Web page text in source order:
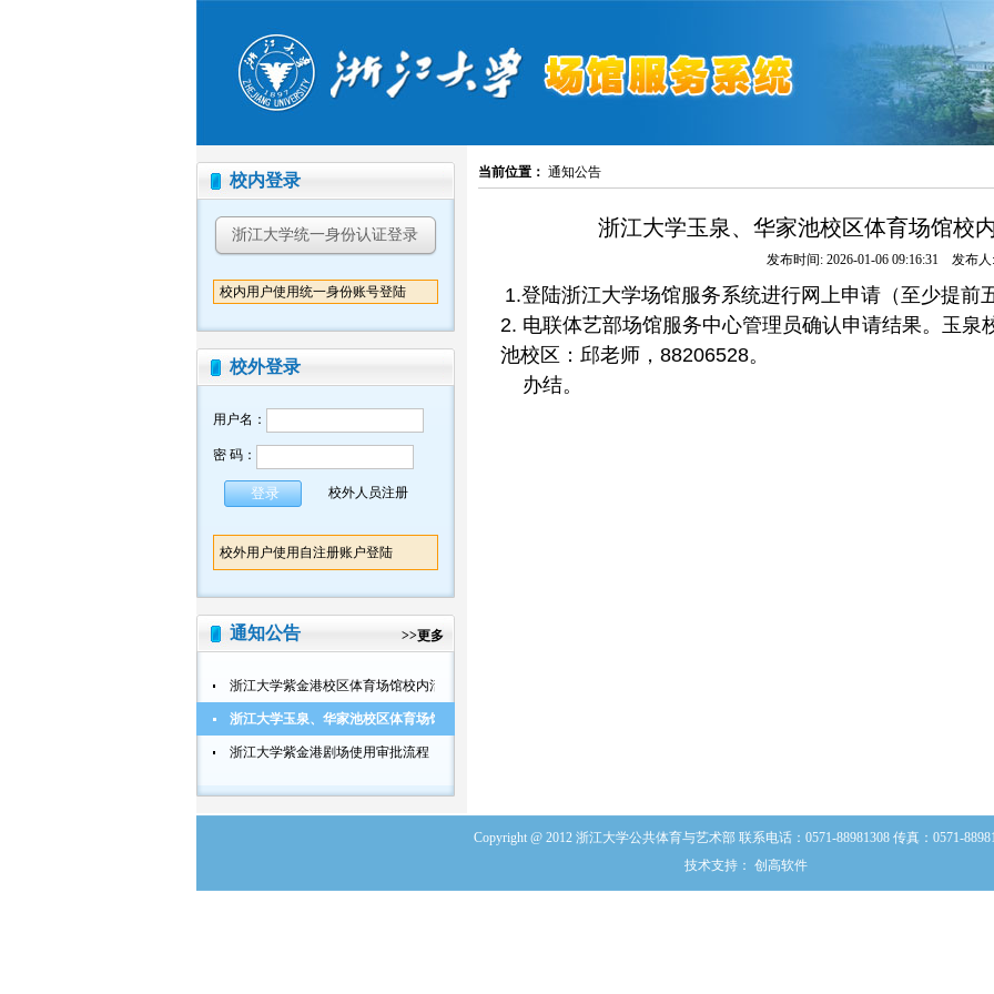
校内登录
浙江大学统一身份认证登录
校内用户使用统一身份账号登陆
校外登录
用户名：
密 码：
校外人员注册
校外用户使用自注册账户登陆
通知公告 >>更多
浙江大学紫金港校区体育场馆校内活动使用审批流程
浙江大学玉泉、华家池校区体育场馆校内活动使用审批流程
浙江大学紫金港剧场使用审批流程
当前位置： 通知公告
浙江大学玉泉、华家池校区体育场馆校
发布时间: 2026-01-06 09:16:31 发布人
1.登陆浙江大学场馆服务系统进行网上申请（ 至少提前
2. 电联体艺部场馆服务中心管理员确认申请结果。玉泉
池校区：邱老师，88206528。
办结。
Copyright @ 2012 浙江大学公共体育与艺术部 联系电话：0571-88981308 传真：0571-
技术支持： 创高软件